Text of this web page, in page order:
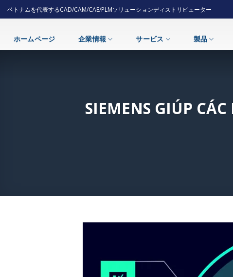
Skip
to
ベトナムを代表するCAD/CAM/CAE/PLMソリューションディストリビューター
ホームページ 企業情報 サービス 製品
SIEMENS GIÚP